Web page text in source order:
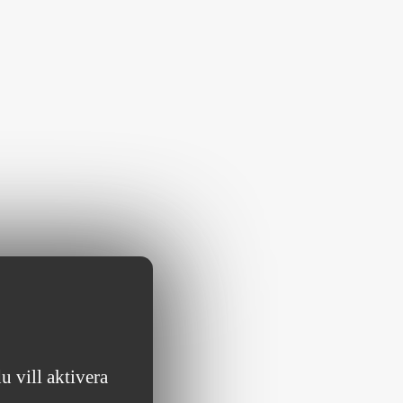
vill aktivera